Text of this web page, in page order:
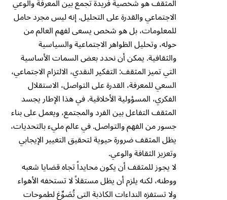
الاجتماعي والقدرة على التحليل. إنه ليس مجرد حامل
للمعلومات، بل هو شخص يسعى لفهم العالم من
حوله، وتحليل الظواهر الاجتماعية والسياسية
والثقافية. يمكن أن نحدد بعض السمات الأساسية
التي تميز المثقف: التفكير النقدي، الالتزام الاجتماعي،
السعي للمعرفة، القدرة على التواصل، الاستقلال
الفكري، المسؤولية الأخلاقية. في هذا الإطار يجسد
المثقف التفاعل بين الفرد والمجتمع، ويعمل على بناء
جسور من الفهم والتواصل. في عالم مليء بالتحديات،
يظل المثقف ضرورة حيوية لتحقيق التغيير الإيجابي
وتعزيز الثقافة والوعي.
لا يجوز للمثقف أن يكون محايداً تجاه قضايا شعبه
ووطنه، لكنه يلزم أن يظل مستقلاً لا تستخفه الأهواء
ولا تستفزه النداءات الكاذبة التي تُصَوِّغ لطموحات